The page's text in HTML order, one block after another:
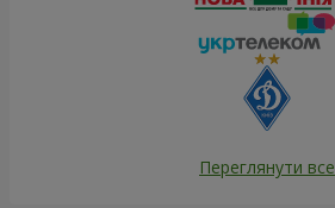
Переглянути все